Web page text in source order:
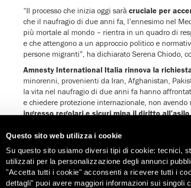
Questo sito web utilizza i cookie
Su questo sito usiamo diversi tipi di cookie: tecnici,
utilizzati per la personalizzazione degli annunci
"Accetta tutti i cookie" acconsenti a ricevere tutti i
dettagli" puoi avere maggiori informazioni sui singoli
“Il processo che inizia oggi sarà cruciale per
che il naufragio di due anni fa, l’ennesimo nel
più mortale al mondo – rientra in un quadro di
e che attengono a un approccio politico e
persone migranti”, ha dichiarato Serena Chiodo,
Amnesty International Italia rinnova la
minorenni, provenienti da Iran, Afghanistan,
la vita nel naufragio di due anni fa hanno
e chiedere protezione internazionale, non avendo
ingresso regolari e sicuri mina il diritto
“Chiediamo un cambio di rotta: per combattere
necessario depenalizzare il reato di ingresso
sull’immigrazione , garantire vie legali e sicure
rimuovere qualsiasi ostacolo alle attività di
configurano come difensori dei diritti umani”, ha